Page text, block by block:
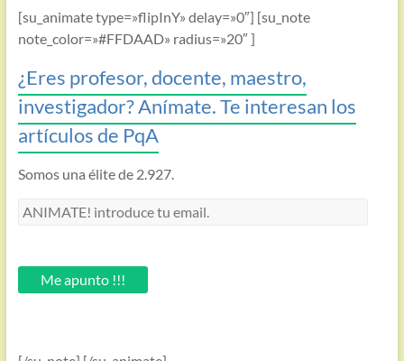
[su_animate type=»flipInY» delay=»0″] [su_note
note_color=»#FFDAAD» radius=»20″ ]
¿Eres profesor, docente, maestro,
investigador? Anímate. Te interesan los
artículos de PqA
Somos una élite de 2.927.
ANIMATE!
email.Me apunto !!!